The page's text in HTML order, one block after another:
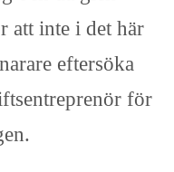
att inte i det här
eftersöka
för